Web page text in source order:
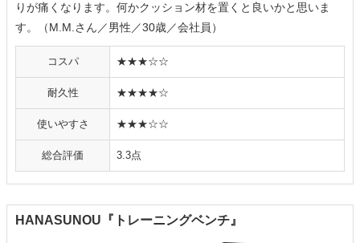
りが痛くなります。何かクッション材を置くと良いかと思いま
す。（M.M.さん／男性／30歳／会社員）
コスパ ★★★☆☆
耐久性 ★★★★☆
使いやすさ ★★★☆☆
総合評価 3.3点
HANASUNOU『トレーニングベンチ』